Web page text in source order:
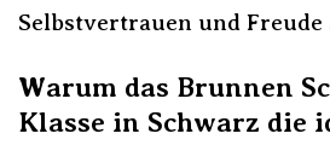
Selbstvertrauen und Freude
Warum das Brunnen
Klasse in Schwarz die